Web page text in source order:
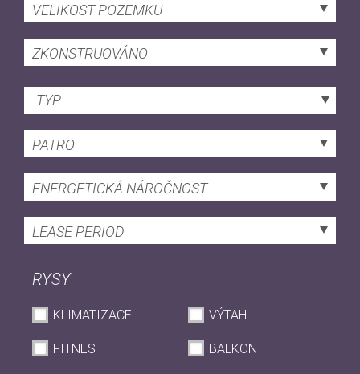
VELIKOST POZEMKU
ZKONSTRUOVÁNO
TYP
PATRO
ENERGETICKÁ NÁROČNOST
LEASE PERIOD
RYSY
KLIMATIZACE VÝTAH
FITNES BALKON